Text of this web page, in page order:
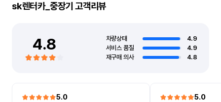
sk렌터카_중장기 고객리뷰
4.8 차량상태
4.9
서비스 품질
4.9
재구매 의사
4.8
5.0 5.0